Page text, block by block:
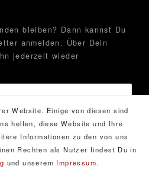
bleiben? Dann kannst Du
anmelden. Über Dein
jederzeit wieder
ich die
Daten­schutz­erklärung
kann ich jederzeit
Website. Einige von diesen sind
helfen, diese Website und Ihre
Informationen zu den von uns
Rechten als Nutzer findest Du in
und unserem Impressum.